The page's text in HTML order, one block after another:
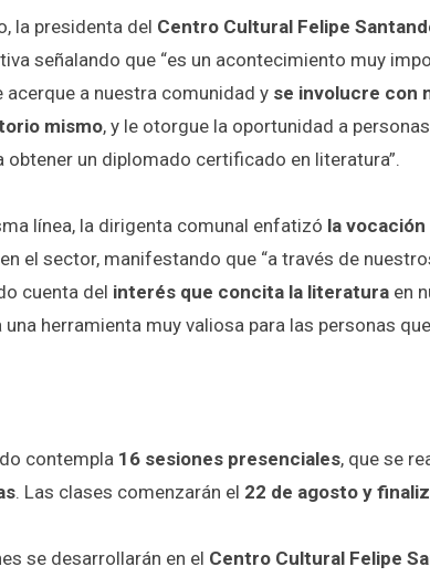
la presidenta del Centro Cultural Felipe
señalando que “es un acontecimiento muy
acerque a nuestra comunidad y se involucre con
mismo, y le otorgue la oportunidad a
obtener un diplomado certificado en literatura”.
línea, la dirigenta comunal enfatizó la
el sector, manifestando que “a través de
cuenta del interés que concita la literatura en
una herramienta muy valiosa para las personas
contempla 16 sesiones presenciales, que se
. Las clases comenzarán el 22 de agosto y
se desarrollarán en el Centro Cultural Felipe